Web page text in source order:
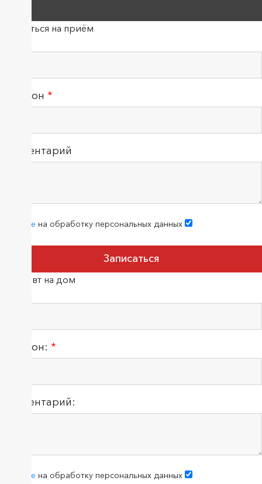
Записаться на приём
Телефон *
Комментарий
согласие на обработку персональных данных
Терапевт на дом
Телефон: *
Комментарий:
согласие на обработку персональных данных